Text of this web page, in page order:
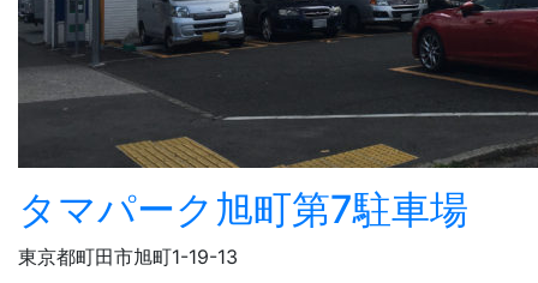
タマパーク旭町第7駐車場
東京都町田市旭町1-19-13